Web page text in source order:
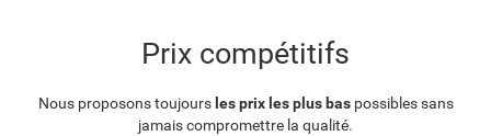
Prix compétitifs
Nous proposons toujours les prix les plus baspossibles sans
jamais compromettre la qualité.